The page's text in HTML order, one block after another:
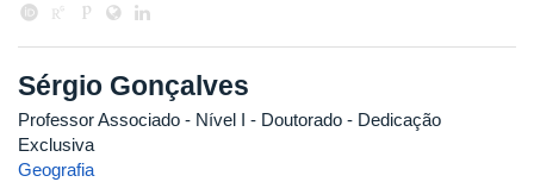
Sérgio Gonçalves
Professor Associado - Nível I - Doutorado - Dedicação
Exclusiva
Geografia